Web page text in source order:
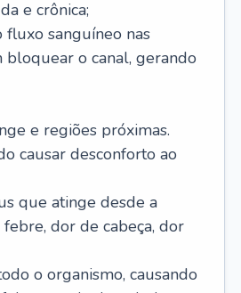
e crônica;
sanguíneo nas
o canal, gerando
e regiões próximas.
causar desconforto ao
que atinge desde a
dor de cabeça, dor
o organismo, causando